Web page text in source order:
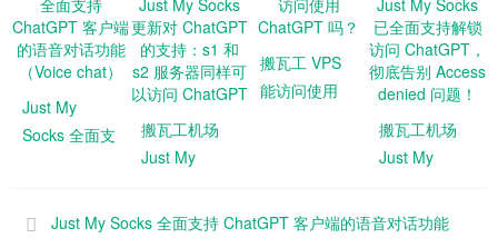
Just My
Socks 全面支
对话功能
搬瓦工机场
Just My
ChatGPT 的
搬瓦工 VPS
能访问使用
搬瓦工机场
Just My
支持解锁访问
Just My Socks 全面支持 ChatGPT 客户端的语音对话功能